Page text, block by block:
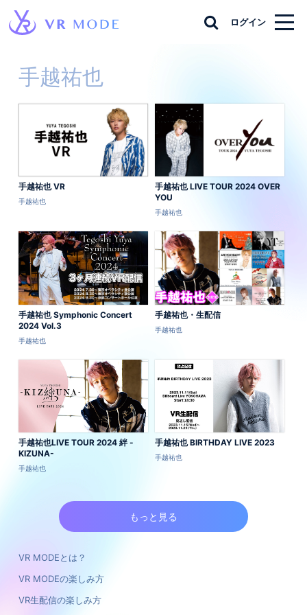
ログイン
手越祐也
手越祐也 VR
手越祐也
手越祐也 LIVE TOUR 2024 OVER
YOU
手越祐也
手越祐也 Symphonic Concert
2024 Vol.3
手越祐也
手越祐也・生配信
手越祐也
手越祐也LIVE TOUR 2024 絆 -
KIZUNA-
手越祐也
手越祐也 BIRTHDAY LIVE 2023
手越祐也
もっと見る
VR MODEとは？
VR MODEの楽しみ方
VR生配信の楽しみ方